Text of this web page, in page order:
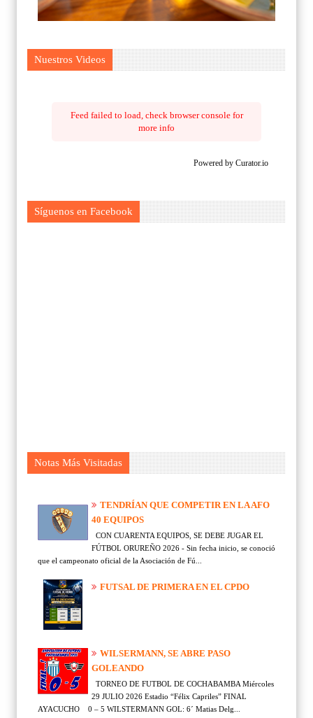
Nuestros Videos
Feed failed to load, check browser console for
more info
Powered by Curator.io
Síguenos en Facebook
Notas Más Visitadas
TENDRÍAN QUE COMPETIR EN LA AFO
40 EQUIPOS
CON CUARENTA EQUIPOS, SE DEBE JUGAR EL
FÚTBOL ORUREÑO 2026 - Sin fecha inicio, se conoció
que el campeonato oficial de la Asociación de Fú...
FUTSAL DE PRIMERA EN EL CPDO
WILSERMANN, SE ABRE PASO
GOLEANDO
TORNEO DE FUTBOL DE COCHABAMBA Miércoles
29 JULIO 2026 Estadio “Félix Capriles” FINAL
AYACUCHO 0 – 5 WILSTERMANN GOL: 6´ Matias Delg...